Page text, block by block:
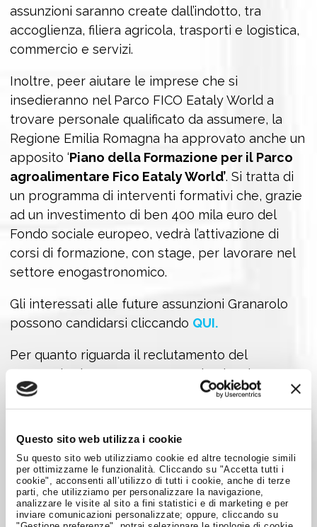
Questo sito web utilizza i cookie
Su questo sito web utilizziamo cookie ed altre tecnologie simili
per ottimizzarne le funzionalità. Cliccando su "Accetta tutti i
cookie", acconsenti all’utilizzo di tutti i cookie, anche di terze
parti, che utilizziamo per personalizzare la navigazione,
analizzare le visite al sito a fini statistici e di marketing e per
inviare comunicazioni personalizzate; oppure, cliccando su
assunzioni saranno create dall’indotto, tra
accoglienza, filiera agricola, trasporti e logistica,
commercio e servizi.
Inoltre, peer aiutare le imprese che si
insedieranno nel Parco FICO Eataly World a
trovare personale qualificato da assumere, la
Regione Emilia Romagna ha approvato anche un
apposito ‘Piano della Formazione per il Parco
agroalimentare Fico Eataly World’. Si tratta di
un programma di interventi formativi che, grazie
ad un investimento di ben 400 mila euro del
Fondo sociale europeo, vedrà l’attivazione di
corsi di formazione, con stage, per lavorare nel
settore enogastronomico.
Gli interessati alle future assunzioni Granarolo
possono candidarsi cliccando QUI.
Per quanto riguarda il reclutamento del
personale da assumere presso le altre imprese
che si insedieranno nel Parco FICO occorrerà
attendere l’apertura delle selezioni.Vi
NEWSLETTER
Condividi su: